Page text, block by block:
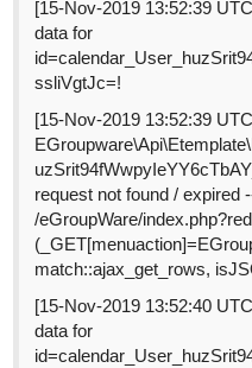
[15-Nov-2019 13:52:39
data for
ssliVgtJc=!
[15-Nov-2019 13:52:39
request not found / expired
/eGroupWare/
match::ajax_get_rows,
[15-Nov-2019 13:52:40
data for